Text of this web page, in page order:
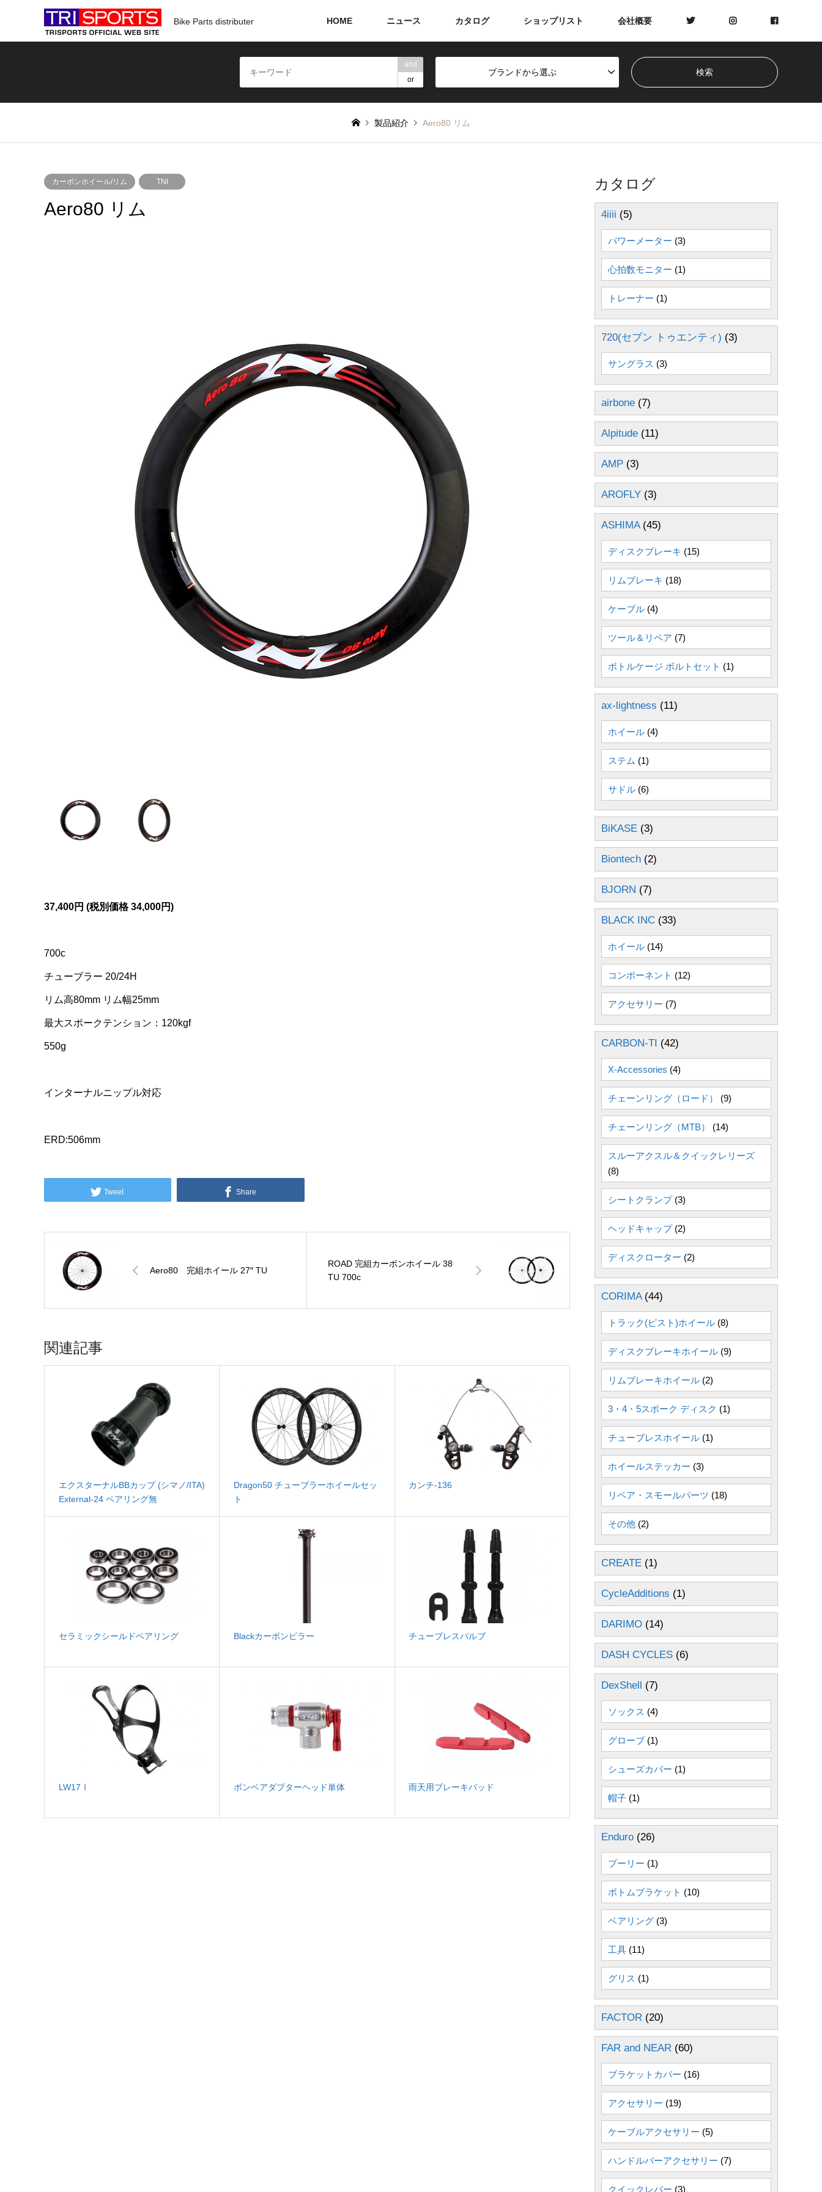
Bike Parts distributer HOME ニュース カタログ ショップリスト 会社概要
and
or
ブランドから選ぶ
製品紹介 Aero80 リム
カーボンホイール/リム TNI
Aero80 リム
37,400円 (税別価格34,000円)
700c
チューブラー 20/24H
リム高80mm リム幅25mm
最大スポークテンション：120kgf
550g
インターナルニップル対応
ERD:506mm
Tweet Share
Aero80 完組ホイール 27″ TU
ROAD 完組カーボンホイール 38
TU 700c
関連記事
エクスターナルBBカップ (シマノ/ITA)
External-24 ベアリング無
Dragon50 チューブラーホイールセッ
ト
カンチ-136
セラミックシールドベアリング Blackカーボンピラー チューブレスバルブ
LW17Ⅰ ボンベアダプターヘッド単体 雨天用ブレーキパッド
カタログ
4iiii (5)
パワーメーター (3)
心拍数モニター (1)
トレーナー (1)
720(セブン トゥエンティ) (3)
サングラス (3)
airbone (7)
Alpitude (11)
AMP (3)
AROFLY (3)
ASHIMA(45)
ディスクブレーキ (15)
リムブレーキ (18)
ケーブル (4)
ツール＆リペア (7)
ボトルケージ ボルトセット (1)
ax-lightness (11)
ホイール (4)
ステム (1)
サドル (6)
BiKASE (3)
Biontech (2)
BJORN (7)
BLACK INC (33)
ホイール (14)
コンポーネント (12)
アクセサリー (7)
CARBON-TI (42)
X-Accessories (4)
チェーンリング（ロード） (9)
チェーンリング（MTB） (14)
スルーアクスル＆クイックレリーズ
(8)
シートクランプ(3)
ヘッドキャップ(2)
ディスクローター (2)
CORIMA(44)
トラック(ピスト)ホイール (8)
ディスクブレーキホイール (9)
リムブレーキホイール (2)
3・4・5スポーク ディスク (1)
チューブレスホイール (1)
ホイールステッカー (3)
リペア・スモールパーツ (18)
その他 (2)
CREATE (1)
CycleAdditions (1)
DARIMO (14)
DASH CYCLES (6)
DexShell (7)
ソックス (4)
グローブ (1)
シューズカバー (1)
帽子 (1)
Enduro (26)
プーリー (1)
ボトムブラケット (10)
ベアリング (3)
工具 (11)
グリス (1)
FACTOR (20)
FAR and NEAR (60)
ブラケットカバー (16)
アクセサリー (19)
ケーブルアクセサリー (5)
ハンドルバーアクセサリー (7)
クイックレバー (3)